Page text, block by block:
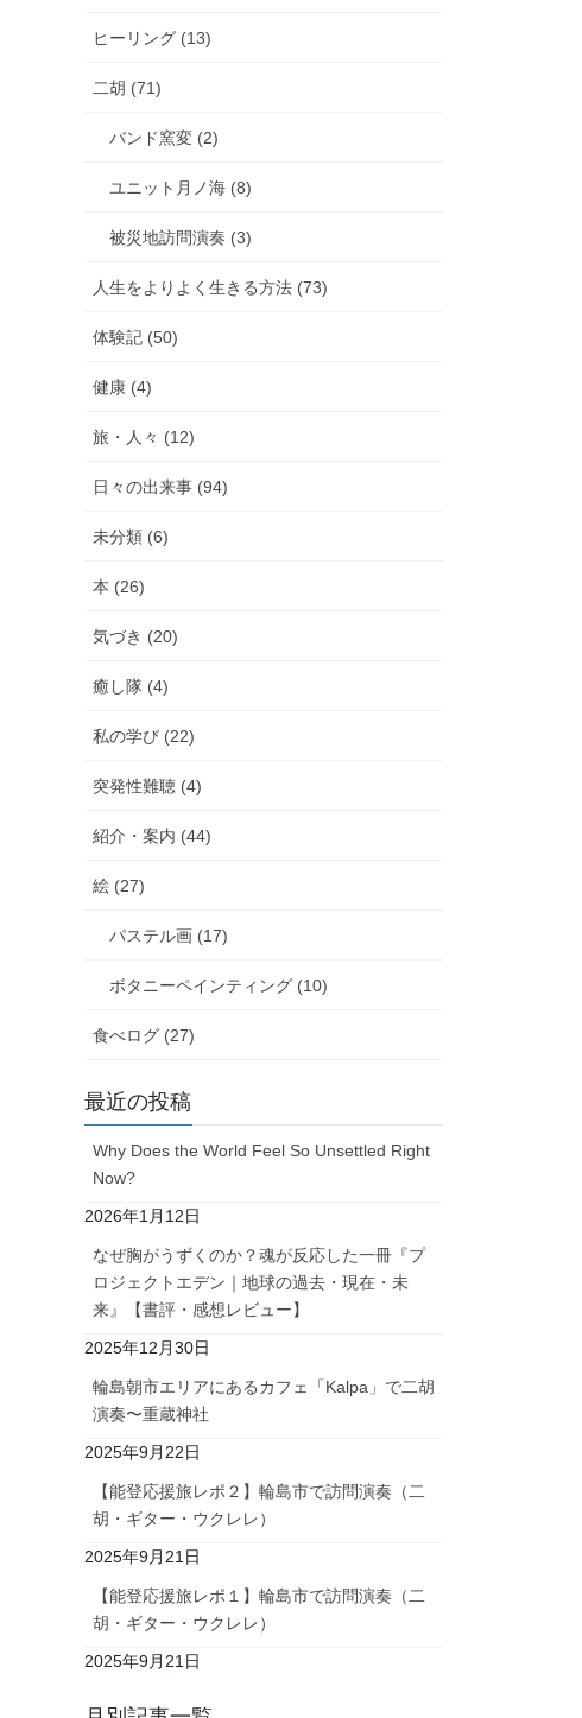
ヒーリング (13)
二胡 (71)
バンド窯変 (2)
ユニット月ノ海 (8)
被災地訪問演奏 (3)
人生をよりよく生きる方法 (73)
体験記 (50)
健康 (4)
旅・人々 (12)
日々の出来事 (94)
未分類 (6)
本 (26)
気づき (20)
癒し隊 (4)
私の学び (22)
突発性難聴 (4)
紹介・案内 (44)
絵 (27)
パステル画 (17)
ボタニーペインティング (10)
食べログ (27)
最近の投稿
Why Does the World Feel So Unsettled Right
Now?
2026年1月12日
なぜ胸がうずくのか？魂が反応した一冊『プ
ロジェクトエデン｜地球の過去・現在・未
来』【書評・感想レビュー】
2025年12月30日
輪島朝市エリアにあるカフェ「Kalpa」で二胡
演奏〜重蔵神社
2025年9月22日
【能登応援旅レポ２】輪島市で訪問演奏（二
胡・ギター・ウクレレ）
2025年9月21日
【能登応援旅レポ１】輪島市で訪問演奏（二
胡・ギター・ウクレレ）
2025年9月21日